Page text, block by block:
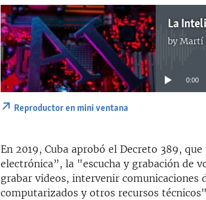
byMartí
No media
0:00
Reproductor en mini ventana
En 2019, Cuba aprobó el Decreto 389,
electrónica”, la "escucha y grabación de
grabar videos, intervenir comunicaciones
computarizados y otros recursos